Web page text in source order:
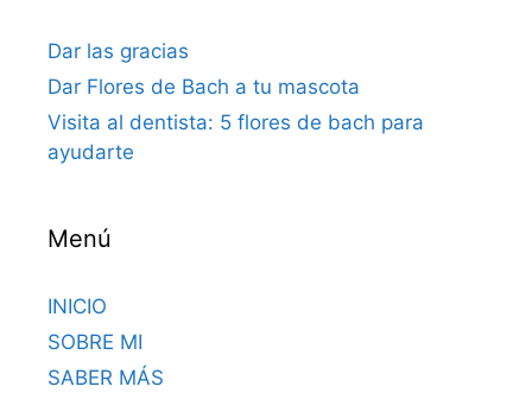
Dar las gracias
Dar Flores de Bach a tu mascota
Visita al dentista: 5 flores de bach para
ayudarte
Menú
INICIO
SOBRE MI
SABER MÁS